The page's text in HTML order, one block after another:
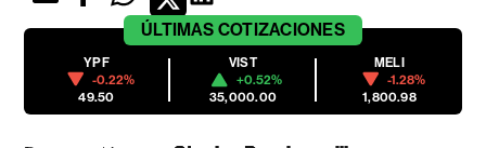
ÚLTIMAS COTIZACIONES
YPF
-0.22%
49.50
VIST
+0.52%
35,000.00
MELI
-1.28%
1,800.98